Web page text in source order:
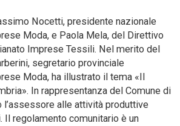
Nocetti, presidente nazionale
Moda, e Paola Mela, del Direttivo
Imprese Tessili. Nel merito del
segretario provinciale
Moda, ha illustrato il tema «Il
In rappresentanza del Comune di
l’assessore alle attività produttive
Il regolamento comunitario è un